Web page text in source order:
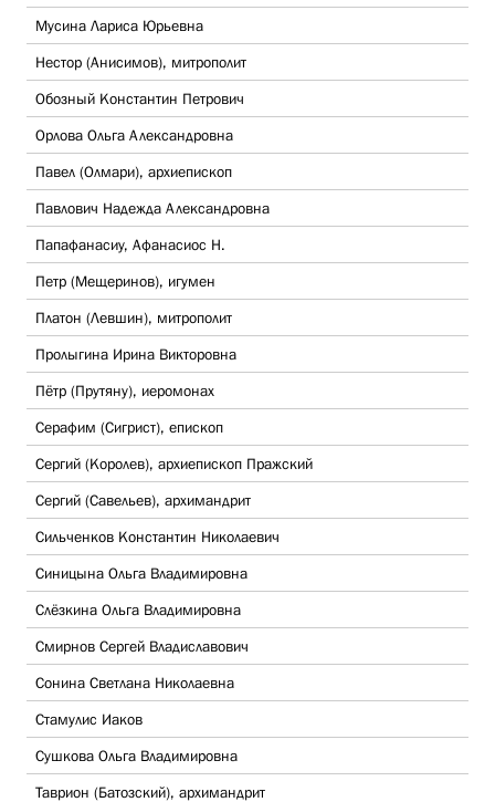
Мусина Лариса Юрьевна
Нестор (Анисимов), митрополит
Обозный Константин Петрович
Орлова Ольга Александровна
Павел (Олмари), архиепископ
Павлович Надежда Александровна
Папафанасиу, Афанасиос Н.
Петр (Мещеринов), игумен
Платон (Левшин), митрополит
Пролыгина Ирина Викторовна
Пётр (Прутяну), иеромонах
Серафим (Сигрист), епископ
Сергий (Королев), архиепископ Пражский
Сергий (Савельев), архимандрит
Сильченков Константин Николаевич
Синицына Ольга Владимировна
Слёзкина Ольга Владимировна
Смирнов Сергей Владиславович
Сонина Светлана Николаевна
Стамулис Иаков
Сушкова Ольга Владимировна
Таврион (Батозский), архимандрит